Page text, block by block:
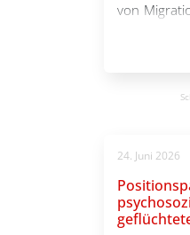
von
vor
24. Juni 2026